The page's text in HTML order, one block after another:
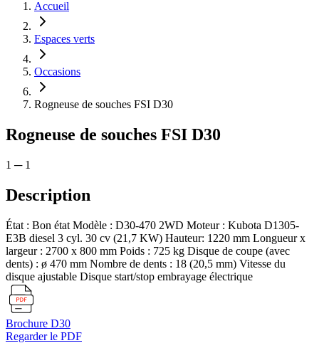
Accueil
Espaces verts
Occasions
Rogneuse de souches FSI D30
Rogneuse de souches FSI D30
1 ─ 1
Description
État : Bon état Modèle : D30-470 2WD Moteur : Kubota D1305-
E3B diesel 3 cyl. 30 cv (21,7 KW) Hauteur: 1220 mm Longueur x
largeur : 2700 x 800 mm Poids : 725 kg Disque de coupe (avec
dents) : ø 470 mm Nombre de dents : 18 (20,5 mm) Vitesse du
disque ajustable Disque start/stop embrayage électrique
Brochure D30
Regarder le PDF